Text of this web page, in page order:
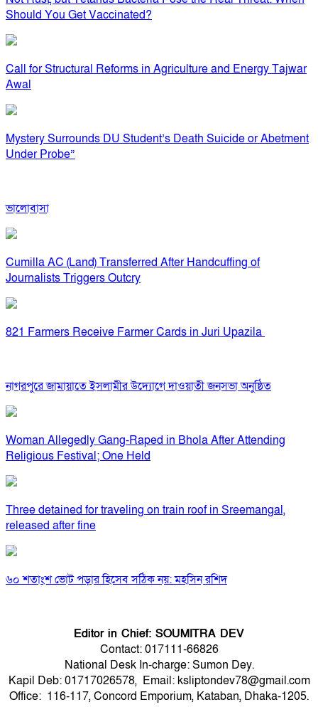
Should You Get Vaccinated?
Call for Structural Reforms in Agriculture and Energy Tajwar
Awal
Mystery Surrounds DU Student’s Death Suicide or Abetment
Under Probe”
ভালোবাসা
Cumilla AC (Land) Transferred After Handcuffing of
Journalists Triggers Outcry
821 Farmers Receive Farmer Cards in Juri Upazila
নাগরপুরে জামায়াতে ইসলামীর উদ্যোগে দাওয়াতী জনসভা অনুষ্ঠিত
Woman Allegedly Gang-Raped in Bhola After Attending
Religious Festival; One Held
Three detained for traveling on train roof in Sreemangal,
released after fine
৬০ শতাংশ ভোট পড়ার হিসেব সঠিক নয়: মহসিন রশিদ
Editor in Chief: SOUMITRA DEV
Contact: 017111-66826
National Desk In-charge: Sumon Dey.
Kapil Deb: 01717026578, Email: ksliptondev78@gmail.com
Office: 116-117, Concord Emporium, Kataban, Dhaka-1205.